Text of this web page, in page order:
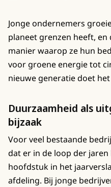
Jonge ondernemers
planeet grenzen heeft,
manier waarop ze hun
voor groene energie tot
nieuwe generatie doet
Duurzaamheid als
bijzaak
Voor veel bestaande
dat er in de loop der jaren
hoofdstuk in het
afdeling. Bij jonge